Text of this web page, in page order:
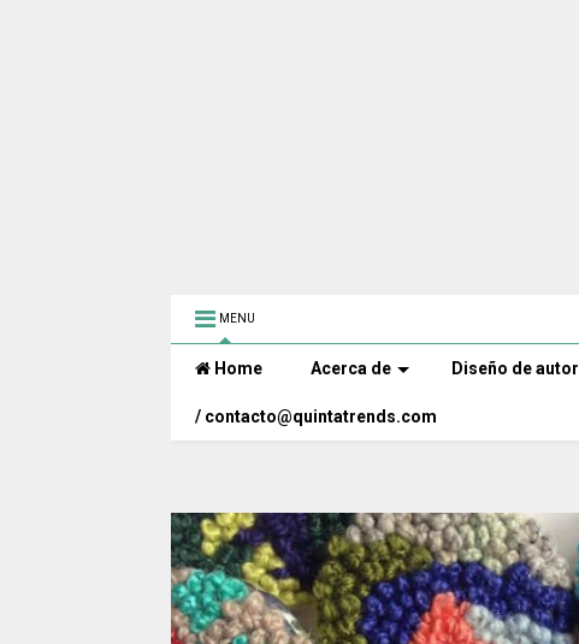
MENU
Home Acerca de Diseño de autor
/ contacto@quintatrends.com